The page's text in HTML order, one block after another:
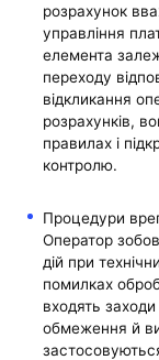
розрахунок
управління
елемента
переходу
відкликання
розрахунків,
правилах і
контролю.
Процедури
Оператор
дій при
помилках
входять
обмеження й
застосовуються